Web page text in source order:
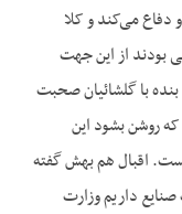
می‌کند و کلا
بودند از این جهت
با گلشائیان صحبت
روشن بشود این
اقبال هم بهش گفته
داریم وزارت